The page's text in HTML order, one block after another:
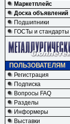
Маркетплейс
Доска объявлений
Подшипники
ГОСТы и стандарты
ПОЛЬЗОВАТЕЛЯМ
Регистрация
Подписка
Вопросы FAQ
Разделы
Информеры
Выставки